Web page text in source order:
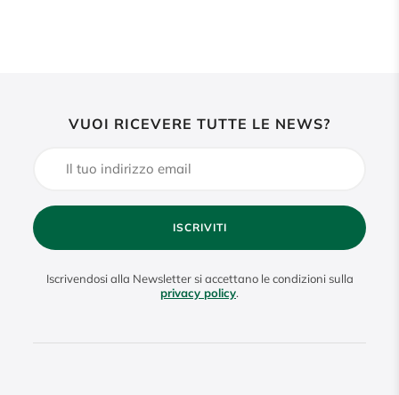
VUOI RICEVERE TUTTE LE NEWS?
ISCRIVITI
Iscrivendosi alla Newsletter si accettano le condizioni sulla
privacy policy.